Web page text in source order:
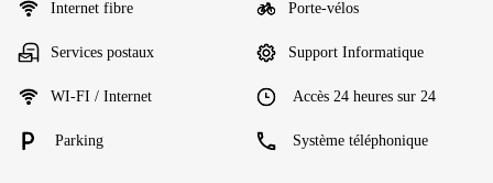
Internet fibre Porte-vélos
Services postaux Support Informatique
WI-FI / Internet Accès 24 heures sur 24
Parking Système téléphonique